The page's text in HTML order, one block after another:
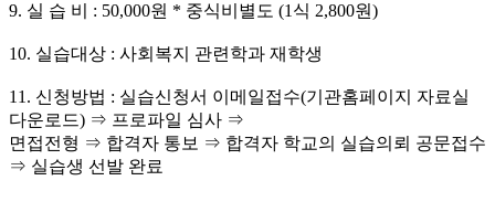
9. 실 습 비 : 50,000원 * 중식비별도 (1식 2,800원)
10. 실습대상 : 사회복지 관련학과 재학생
11. 신청방법 : 실습신청서 이메일접수(기관홈페이지 자료실
다운로드) ⇒ 프로파일 심사 ⇒
면접전형 ⇒ 합격자 통보 ⇒ 합격자 학교의 실습의뢰 공문접수
⇒ 실습생 선발 완료